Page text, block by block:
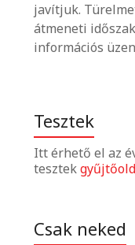
javítjuk.
átmeneti
információs
Tesztek
Itt érhető el az
tesztek
Csak neked